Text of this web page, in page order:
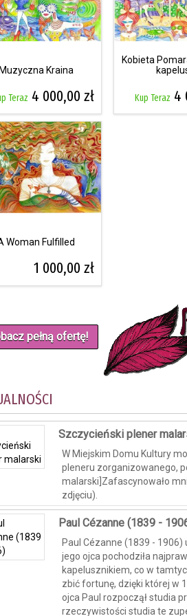
Kraina
Teraz 4 000,00 zł
Kobieta
Kup Teraz 4
Woman Fulfilled
1 000,00 zł
pełną ofertę!
Szczycieński plener
W Miejskim Domu Kultury
pleneru zorganizowanego,
malarski]Zafascynowało
zdjęciu).
Paul Cézanne (1839 -
Paul Cézanne (1839 -
jego ojca pochodziła
kapelusznikiem, co w
zbić fortunę, dzięki której w
ojca Paul rozpoczął studia
rzeczywistości studia te